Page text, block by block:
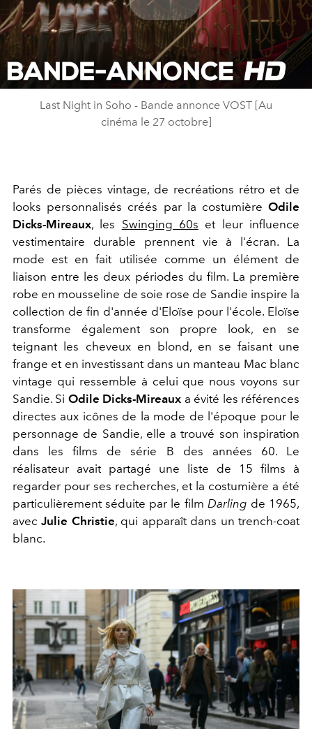
Play
Video
Last Night in Soho - Bande annonce VOST [Au
cinéma le 27 octobre]
Parés de pièces vintage, de recréations rétro et de
looks personnalisés créés par la costumière Odile
Dicks-Mireaux, les Swinging 60s et leur influence
vestimentaire durable prennent vie à l'écran. La
mode est en fait utilisée comme un élément de
liaison entre les deux périodes du film. La première
robe en mousseline de soie rose de Sandie inspire la
collection de fin d'année d'Eloïse pour l'école. Eloïse
transforme également son propre look, en se
teignant les cheveux en blond, en se faisant une
frange et en investissant dans un manteau Mac blanc
vintage qui ressemble à celui que nous voyons sur
Sandie. Si Odile Dicks-Mireaux a évité les références
directes aux icônes de la mode de l'époque pour le
personnage de Sandie, elle a trouvé son inspiration
dans les films de série B des années 60. Le
réalisateur avait partagé une liste de 15 films à
regarder pour ses recherches, et la costumière a été
particulièrement séduite par le film Darling de 1965,
avecJulie Christie, qui apparaît dans un trench-coat
blanc.